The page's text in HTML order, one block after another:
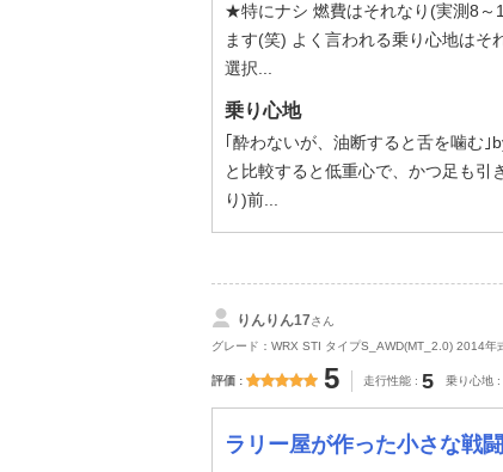
★特にナシ 燃費はそれなり(実測8～
ます(笑) よく言われる乗り心地は
選択...
乗り心地
｢酔わないが、油断すると舌を噛む
と比較すると低重心で、かつ足も引
り)前...
りんりん17さん
グレード：WRX STI タイプS_AWD(MT_2.0) 2014年
評価 5 走行性能 5 乗り心地
ラリー屋が作った小さな戦